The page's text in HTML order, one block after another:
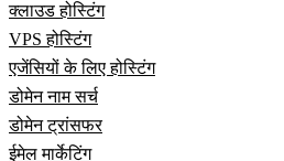
क्लाउड होस्टिंग
VPS होस्टिंग
एजेंसियों के लिए होस्टिंग
डोमेन नाम सर्च
डोमेन ट्रांसफर
ईमेल मार्केटिंग